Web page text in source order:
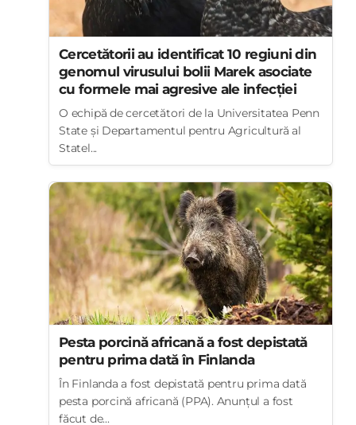
Cercetătorii au identificat 10 regiuni din
genomul virusului bolii Marek asociate
cu formele mai agresive ale infecției
O echipă de cercetători de la Universitatea Penn
State și Departamentul pentru Agricultură al
Statel...
Pesta porcină africană a fost depistată
pentru prima dată în Finlanda
În Finlanda a fost depistată pentru prima dată
pesta porcină africană (PPA). Anunțul a fost
făcut de...